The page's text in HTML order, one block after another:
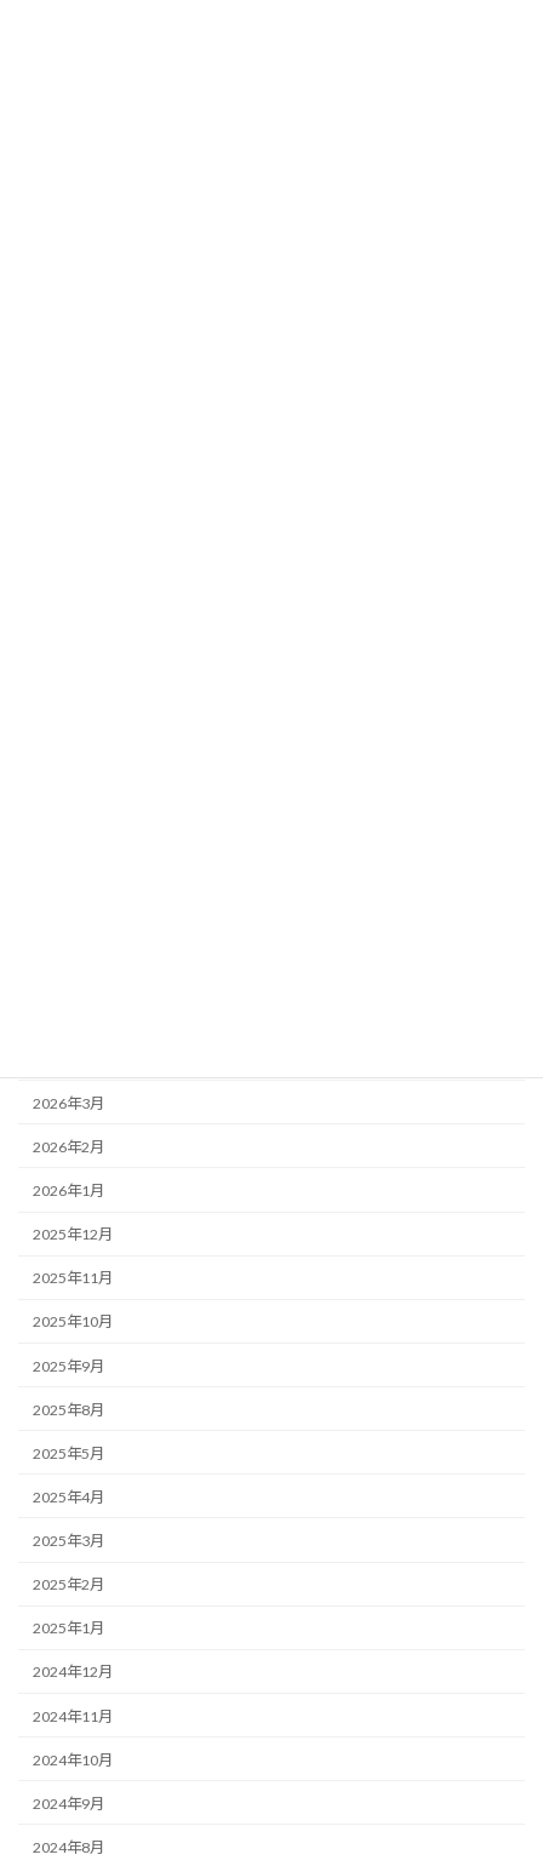
2026年3月
2026年2月
2026年1月
2025年12月
2025年11月
2025年10月
2025年9月
2025年8月
2025年5月
2025年4月
2025年3月
2025年2月
2025年1月
2024年12月
2024年11月
2024年10月
2024年9月
2024年8月